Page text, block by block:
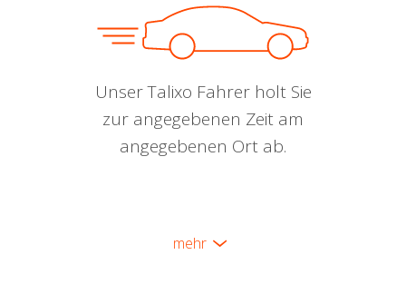
Unser Talixo Fahrer holt Sie
zur angegebenen Zeit am
angegebenen Ort ab.
mehr